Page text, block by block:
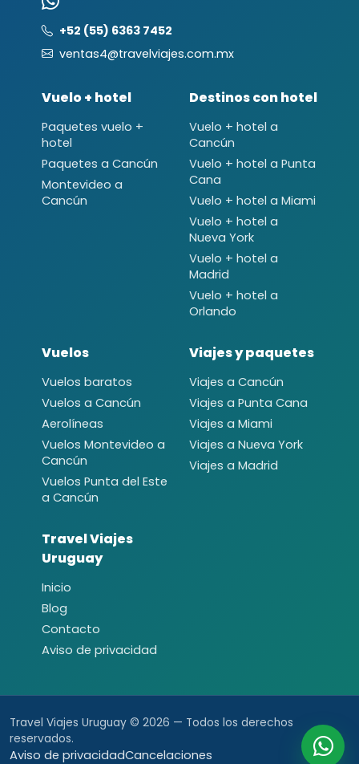
+52 (55) 6363 7452
ventas4@travelviajes.com.mx
Vuelo + hotel
Paquetes vuelo +
hotel
Paquetes a Cancún
Montevideo a
Cancún
Destinos con hotel
Vuelo + hotel a
Cancún
Vuelo + hotel a Punta
Cana
Vuelo + hotel a Miami
Vuelo + hotel a
Nueva York
Vuelo + hotel a
Madrid
Vuelo + hotel a
Orlando
Vuelos
Vuelos baratos
Vuelos a Cancún
Aerolíneas
Vuelos Montevideo a
Cancún
Vuelos Punta del Este
a Cancún
Viajes y paquetes
Viajes a Cancún
Viajes a Punta Cana
Viajes a Miami
Viajes a Nueva York
Viajes a Madrid
Travel Viajes
Uruguay
Inicio
Blog
Contacto
Aviso de privacidad
Travel Viajes Uruguay © 2026 — Todos los derechos
reservados.
Aviso de privacidadCancelaciones